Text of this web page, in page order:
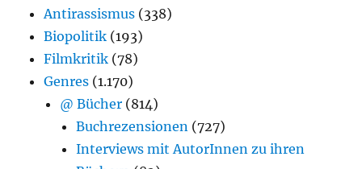
Antirassismus (338)
Biopolitik (193)
Filmkritik (78)
Genres (1.170)
@ Bücher (814)
Buchrezensionen (727)
Interviews mit AutorInnen zu ihren